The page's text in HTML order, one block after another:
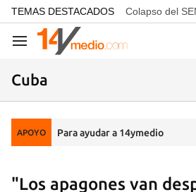
common.go-to-content
TEMAS DESTACADOS Colapso del
Navegación
Cuba
APOYO Para ayudar a 14ymedio
"Los apagones van